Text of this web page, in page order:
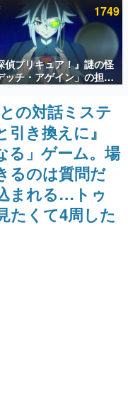
ビュー数万以上！ などな
ファミ渾身の“殿堂入り”記
に製作時のエピソードをお
ム）とは何か？を探ってい
『赫本』は、〈試験問題〉
す。
」に2027年オープン！
との共同開発、食
でなくステージショーや
のホラー体験も楽しめる
1749
偵プリキュア！』謎の怪
ッチ・アゲイン」の担当
トは天﨑滉平さんと判
Re:ゼロから始める異世
』オットー役、『ヒプノ
イク』山田三郎役など
の対話ミステ
き換えに』
る」ゲーム。場
るのは質問だ
まれる…トゥ
たくて4周した